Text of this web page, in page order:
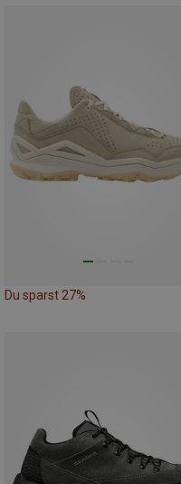
Du sparst 27%